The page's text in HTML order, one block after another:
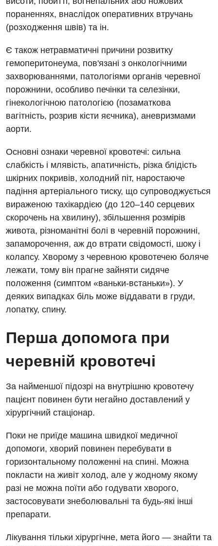
Інтернатура
Енциклопедія
Програма лояльності
Відгуки
Діагностичне відділення
Ендоскопічне відділення
Інструментальна діагностика
Рентгенографія
Для дорослих
Акушерство і гінекологія
Алергологія, імунологія
Андрологія
Безоплатні послуги
Вакцинація
Гастроентерологія
Дієтологія
Ендокринологія
Кардіологія
Мамологія
Медична психологія
Неврологія
Онкологічне відділлення
Оториноларингологія
Офтальмологічне відділення
Проктологія
Пульмонологія
Декларування
Національний скринінг здоров’я 40+
Українська
Російська
пораненнях, внаслідок оперативних втручань
(розходження швів) та ін.
Є також нетравматичні причини розвитку
гемоперитонеума, пов'язані з онкологічними
захворюваннями, патологіями органів черевної
порожнини, особливо печінки та селезінки,
гінекологічною патологією (позаматкова
вагітність, розрив кісти яєчника), аневризмами
аорти.
Основні ознаки черевної кровотечі: сильна
слабкість і млявість, апатичність, різка блідість
шкірних покривів, холодний піт, наростаюче
падіння артеріального тиску, що супроводжується
вираженою тахікардією (до 120–140 серцевих
скорочень на хвилину), збільшення розмірів
живота, різноманітні болі в черевній порожнині,
запаморочення, аж до втрати свідомості, шоку і
колапсу. Хворому з черевною кровотечею боляче
лежати, тому він прагне зайняти сидяче
положення (симптом «ваньки-встаньки»). У
деяких випадках біль може віддавати в груди,
лопатку, спину.
Перша допомога при
черевній кровотечі
За найменшої підозрі на внутрішню кровотечу
пацієнт повинен бути негайно доставлений у
хірургічний стаціонар.
Поки не приїде машина швидкої медичної
допомоги, хворий повинен перебувати в
горизонтальному положенні на спині. Можна
покласти на живіт холод, але у жодному якому
разі не можна поїти або годувати хворого,
застосовувати знеболювальні та будь-які інші
препарати.
Лікування тільки хірургічне, мета його — знайти та